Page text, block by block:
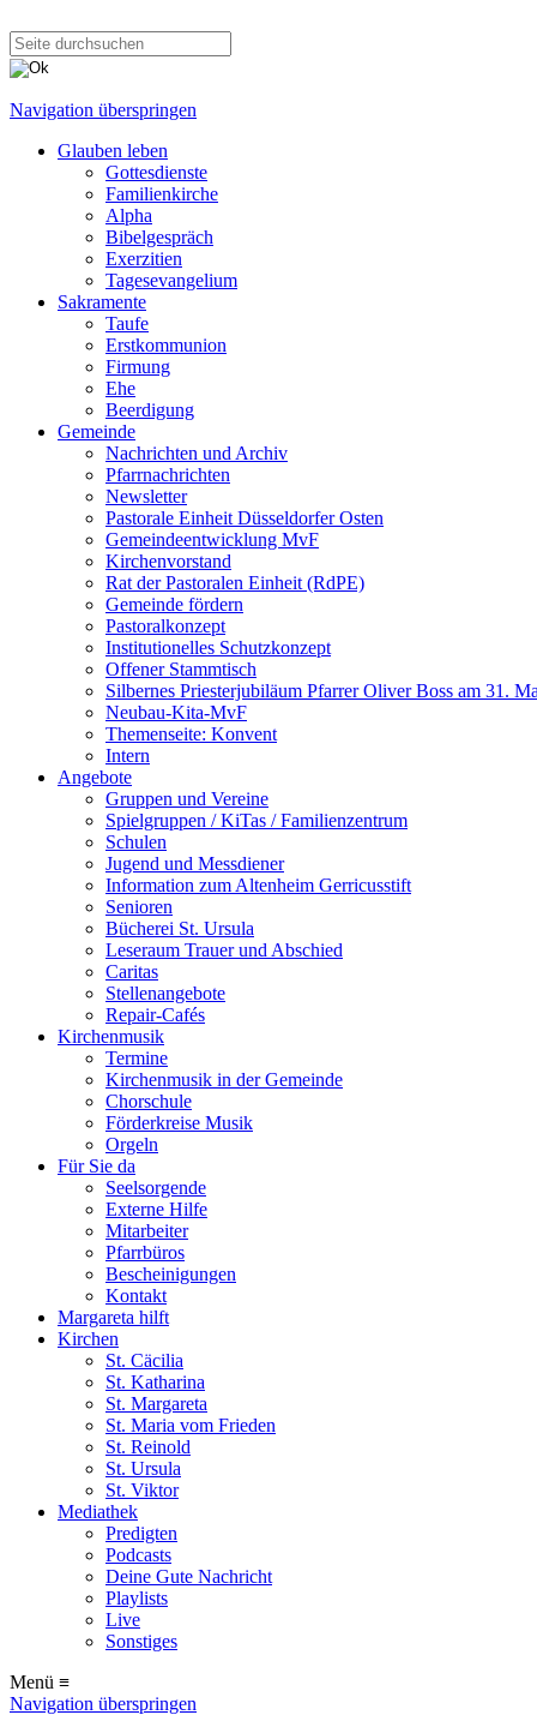
Navigation überspringen
Glauben leben
Gottesdienste
Familienkirche
Alpha
Bibelgespräch
Exerzitien
Tagesevangelium
Sakramente
Taufe
Erstkommunion
Firmung
Ehe
Beerdigung
Gemeinde
Nachrichten und Archiv
Pfarrnachrichten
Newsletter
Pastorale Einheit Düsseldorfer Osten
Gemeindeentwicklung MvF
Kirchenvorstand
Rat der Pastoralen Einheit (RdPE)
Gemeinde fördern
Pastoralkonzept
Institutionelles Schutzkonzept
Offener Stammtisch
Silbernes Priesterjubiläum Pfarrer Oliver Boss am 31.
Neubau-Kita-MvF
Themenseite: Konvent
Intern
Angebote
Gruppen und Vereine
Spielgruppen / KiTas / Familienzentrum
Schulen
Jugend und Messdiener
Information zum Altenheim Gerricusstift
Senioren
Bücherei St. Ursula
Leseraum Trauer und Abschied
Caritas
Stellenangebote
Repair-Cafés
Kirchenmusik
Termine
Kirchenmusik in der Gemeinde
Chorschule
Förderkreise Musik
Orgeln
Für Sie da
Seelsorgende
Externe Hilfe
Mitarbeiter
Pfarrbüros
Bescheinigungen
Kontakt
Margareta hilft
Kirchen
St. Cäcilia
St. Katharina
St. Margareta
St. Maria vom Frieden
St. Reinold
St. Ursula
St. Viktor
Mediathek
Predigten
Podcasts
Deine Gute Nachricht
Playlists
Live
Sonstiges
Menü ≡
Navigation überspringen